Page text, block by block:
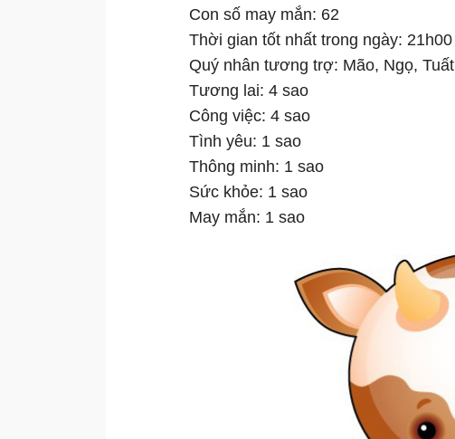
Con số may mắn: 62
Thời gian tốt nhất trong ngày: 21h00
Quý nhân tương trợ: Mão, Ngọ, Tuất
Tương lai: 4 sao
Công việc: 4 sao
Tình yêu: 1 sao
Thông minh: 1 sao
Sức khỏe: 1 sao
May mắn: 1 sao